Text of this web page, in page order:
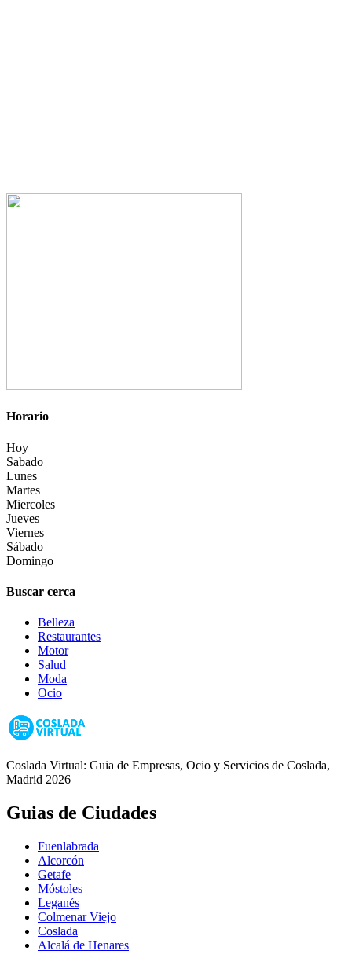
Horario
Hoy
Sabado
Lunes
Martes
Miercoles
Jueves
Viernes
Sábado
Domingo
Buscar cerca
Belleza
Restaurantes
Motor
Salud
Moda
Ocio
Coslada Virtual: Guia de Empresas, Ocio y Servicios de Coslada,
Madrid 2026
Guias de Ciudades
Fuenlabrada
Alcorcón
Getafe
Móstoles
Leganés
Colmenar Viejo
Coslada
Alcalá de Henares